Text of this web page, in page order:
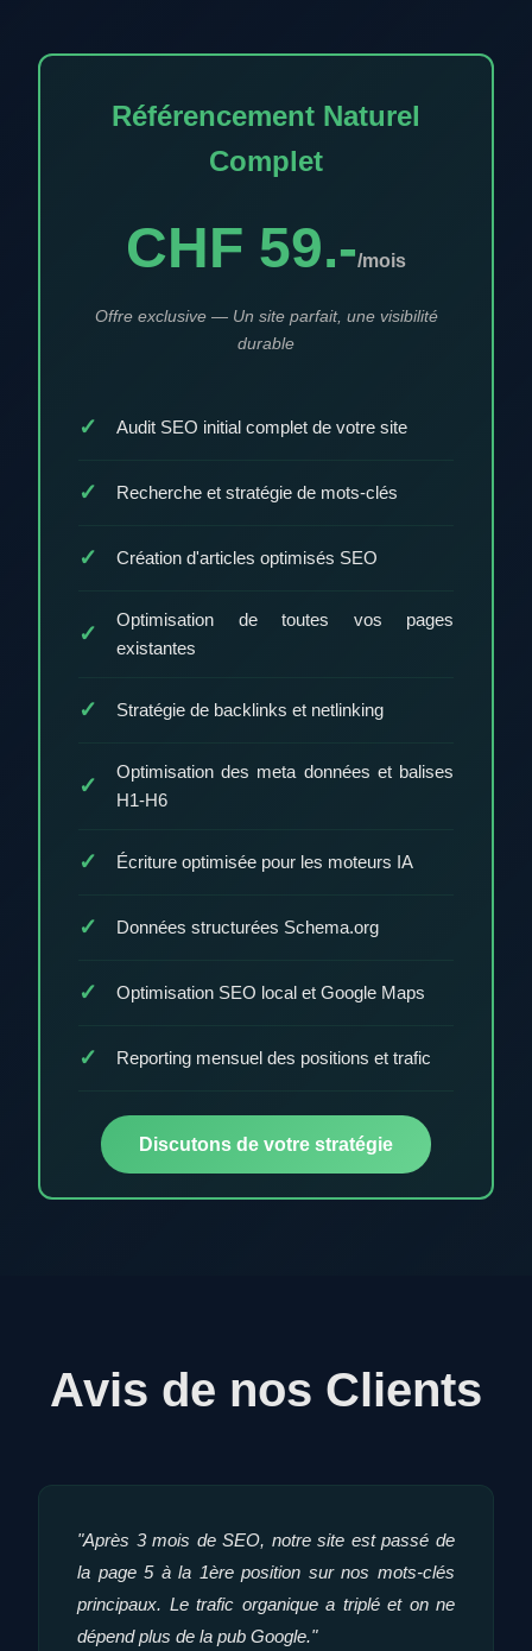
Référencement Naturel
Complet
CHF 59.-/mois
Offre exclusive — Un site parfait, une visibilité
durable
Audit SEO initial complet de votre site
Recherche et stratégie de mots-clés
Création d'articles optimisés SEO
Optimisation de toutes vos pages
existantes
Stratégie de backlinks et netlinking
Optimisation des meta données et balises
H1-H6
Écriture optimisée pour les moteurs IA
Données structurées Schema.org
Optimisation SEO local et Google Maps
Reporting mensuel des positions et trafic
Discutons de votre stratégie
Avis de nos Clients
"Après 3 mois de SEO, notre site est passé de
la page 5 à la 1ère position sur nos mots-clés
principaux. Le trafic organique a triplé et on ne
dépend plus de la pub Google."